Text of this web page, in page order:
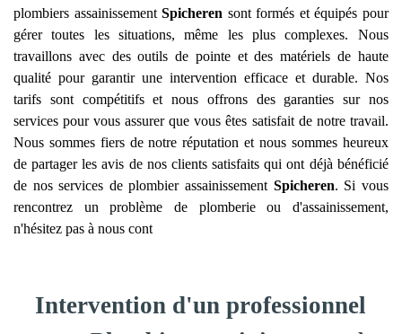
plombiers assainissementSpicheren sont formés et équipés pour
gérer toutes les situations, même les plus complexes. Nous
travaillons avec des outils de pointe et des matériels de haute
qualité pour garantir une intervention efficace et durable. Nos
tarifs sont compétitifs et nous offrons des garanties sur nos
services pour vous assurer que vous êtes satisfait de notre travail.
Nous sommes fiers de notre réputation et nous sommes heureux
de partager les avis de nos clients satisfaits qui ont déjà bénéficié
de nos services de plombier assainissement Spicheren. Si vous
rencontrez un problème de plomberie ou d'assainissement,
n'hésitez pas à nous cont
Intervention d'un professionnel